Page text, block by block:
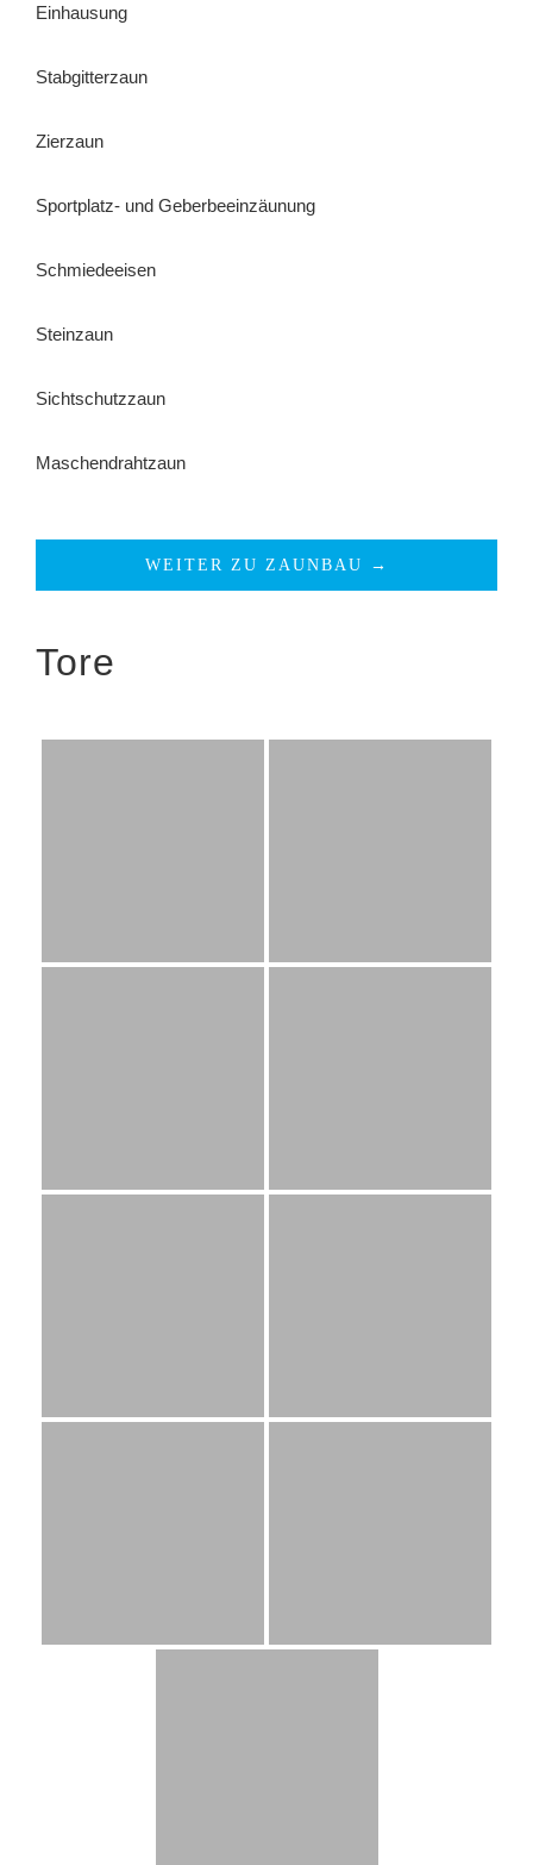
Einhausung
Stabgitterzaun
Zierzaun
Sportplatz- und Geberbeeinzäunung
Schmiedeeisen
Steinzaun
Sichtschutzzaun
Maschendrahtzaun
WEITER ZU ZAUNBAU →
Tore